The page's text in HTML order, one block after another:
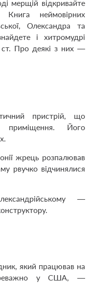
мерщій відкривайте
неймовірних
Олександра та
і хитромудрі
ст. Про деякі з них —
пристрій, що
приміщення. Його
жрець розпалював
рвучко відчинялися
—
який працював на
у США, —